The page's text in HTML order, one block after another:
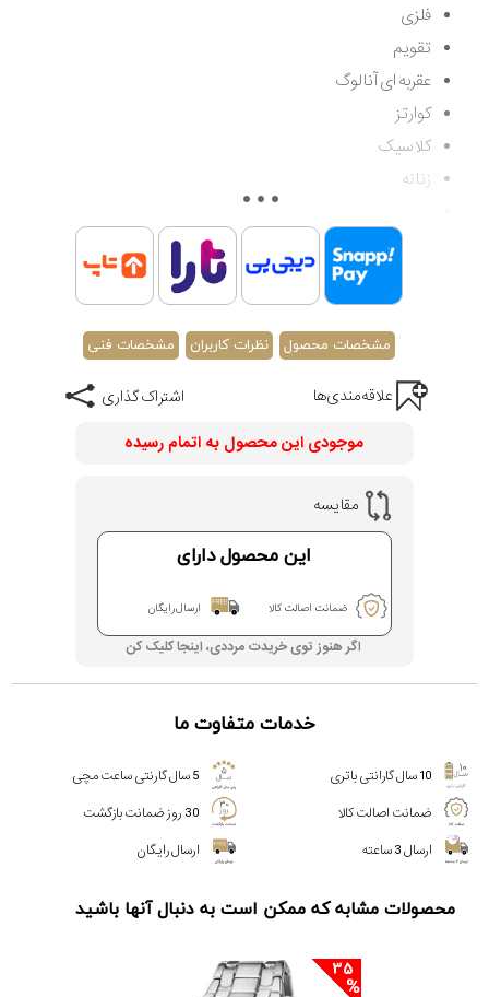
فلزی
تقویم
عقربه ای آنالوگ
کوارتز
کلاسیک
زنانه
مقاوم در برابر آب تا 50 متر
اصالت کشور سوئیس
گارانتی مادام العمر اصالت کالا
مشخصات محصول نظرات کاربران مشخصات فنی
اشتراک گذاری
علاقه‌مندی‌ها
موجودی این محصول به اتمام رسیده
مقایسه
این محصول دارای
ضمانت اصالت کالا ارسال رایگان
اگر هنوز توی خریدت مرددی، اینجا کلیک کن
خدمات متفاوت ما
10 سال گارانتی باتری
5 سال گارنتی ساعت مچی
ضمانت اصالت کالا
30 روز ضمانت بازگشت
ارسال 3 ساعته
ارسال رایگان
محصولات مشابه که ممکن است به دنبال آنها باشید
35